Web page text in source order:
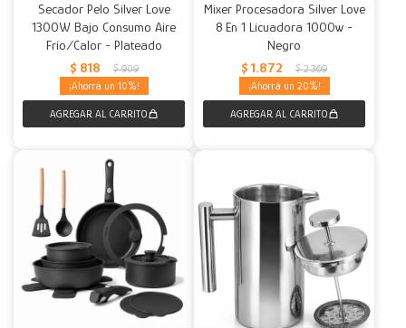
Secador Pelo Silver Love
1300W Bajo Consumo Aire
Frío/Calor - Plateado
$ 818 $ 909
10
Mixer Procesadora Silver Love
8 En 1 Licuadora 1000w -
Negro
$ 1.872 $ 2.369
20